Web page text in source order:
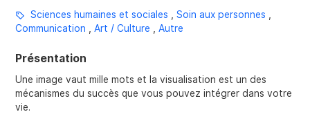
Sciences humaines et sociales Soin aux personnes
Communication
,Art / Culture ,Autre
Présentation
Une image vaut mille mots et la visualisation est un des
mécanismes du succès que vous pouvez intégrer dans votre
vie.